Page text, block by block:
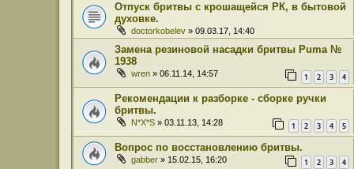
Отпуск бритвы с крошащейся РК, в бытовой
духовке.
doctorkobelev » 09.03.17, 14:40
Замена резиновой насадки бритвы Puma №
1938
wren » 06.11.14, 14:57 1 2 3 4
Рекомендации к разборке - сборке ручки
бритвы.
N*X*S » 03.11.13, 14:28 1 2 3 4 5
Вопрос по восстановлению бритвы.
gabber » 15.02.15, 16:20 1 2 3 4